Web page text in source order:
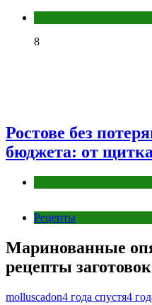
8
Ростове без
бюджета: от
Рецепты
Маринованные
рецепты
molluscadon4 года спустя4